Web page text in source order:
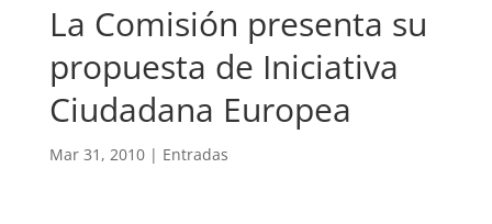
La Comisión presenta su
propuesta de Iniciativa
Ciudadana Europea
Mar 31, 2010| Entradas